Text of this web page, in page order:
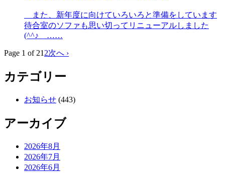
また、新年度に向けていろいろと準備をしています
待合室のソファも思い切ってリニューアルしました
(^^♪ ……
Page 1 of 212次へ ›
カテゴリー
お知らせ (443)
アーカイブ
2026年8月
2026年7月
2026年6月